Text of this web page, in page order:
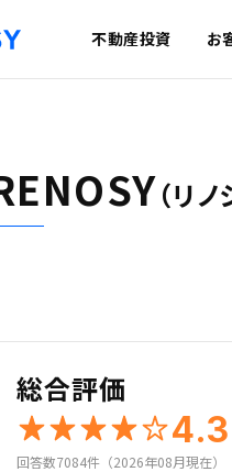
不動産投資 お
（リノ
総合評価
4.3
回答数7084件（2026年08月現在）